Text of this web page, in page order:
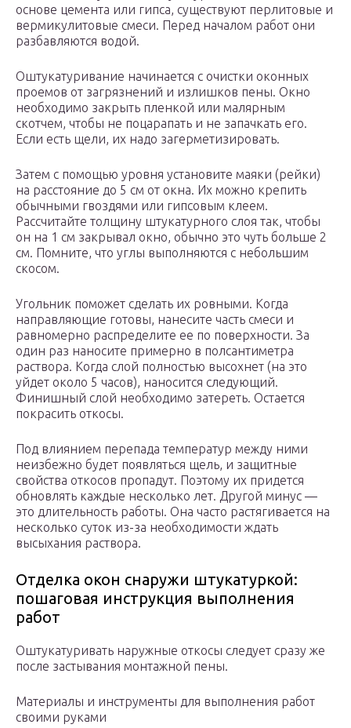
основе цемента или гипса, существуют перлитовые и
вермикулитовые смеси. Перед началом работ они
разбавляются водой.
Оштукатуривание начинается с очистки оконных
проемов от загрязнений и излишков пены. Окно
необходимо закрыть пленкой или малярным
скотчем, чтобы не поцарапать и не запачкать его.
Если есть щели, их надо загерметизировать.
Затем с помощью уровня установите маяки (рейки)
на расстояние до 5 см от окна. Их можно крепить
обычными гвоздями или гипсовым клеем.
Рассчитайте толщину штукатурного слоя так, чтобы
он на 1 см закрывал окно, обычно это чуть больше 2
см. Помните, что углы выполняются с небольшим
скосом.
Угольник поможет сделать их ровными. Когда
направляющие готовы, нанесите часть смеси и
равномерно распределите ее по поверхности. За
один раз наносите примерно в полсантиметра
раствора. Когда слой полностью высохнет (на это
уйдет около 5 часов), наносится следующий.
Финишный слой необходимо затереть. Остается
покрасить откосы.
Под влиянием перепада температур между ними
неизбежно будет появляться щель, и защитные
свойства откосов пропадут. Поэтому их придется
обновлять каждые несколько лет. Другой минус —
это длительность работы. Она часто растягивается на
несколько суток из-за необходимости ждать
высыхания раствора.
Отделка окон снаружи штукатуркой:
пошаговая инструкция выполнения
работ
Оштукатуривать наружные откосы следует сразу же
после застывания монтажной пены.
Материалы и инструменты для выполнения работ
своими руками